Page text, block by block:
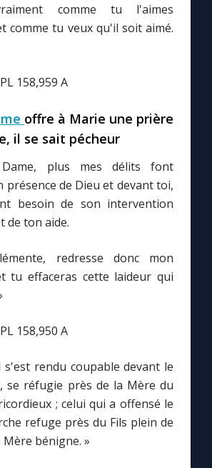
monde
comme tu l'aimes
comme tu veux qu'il soit aimé.
158,959 A
offre à Marie une prière
il se sait pécheur
plus mes délits font
présence de Dieu et devant toi,
besoin de son intervention
de ton aide.
redresse donc mon
tu effaceras cette laideur qui
158,950 A
s'est rendu coupable devant le
se réfugie près de la Mère du
; celui qui a offensé le
refuge près du Fils plein de
bénigne. »